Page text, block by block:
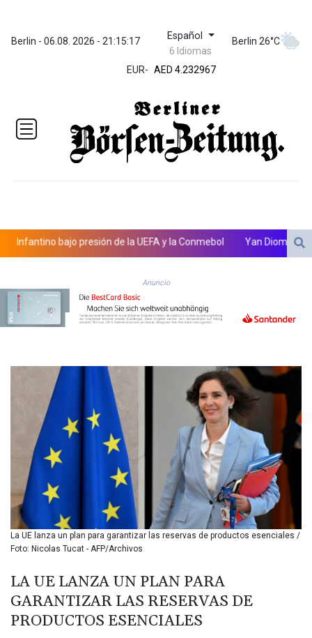
Berlin - 06.08. 2026 - 21:15:17 Español
6 Idiomas
Berlin 26°C
EUR-
ZWL 371.095165
AED 4.232967
AED 4.232967
ALL 93.095382
AMD
422.092766
AOA
1057.968242
AZN 1.961602
BDT 142.623742
BIF 3445.888043
BRL 5.897421
BSD 1.152186
BTN 109.652359
BWP 15.583119
BYN 3.411334
22588.429982
BZD 2.317251
CAD 1.615251
CDF
2604.584378
CLP
CNY 7.778084
CNH 7.777151
bajo presión de la UEFA y la Conmebol Yan Diomandé, la
Anuncio
La UE lanza un plan para garantizar las reservas de productos esenciales /
Foto: Nicolas Tucat - AFP/Archivos
LA UE LANZA UN PLAN PARA
GARANTIZAR LAS RESERVAS DE
PRODUCTOS ESENCIALES